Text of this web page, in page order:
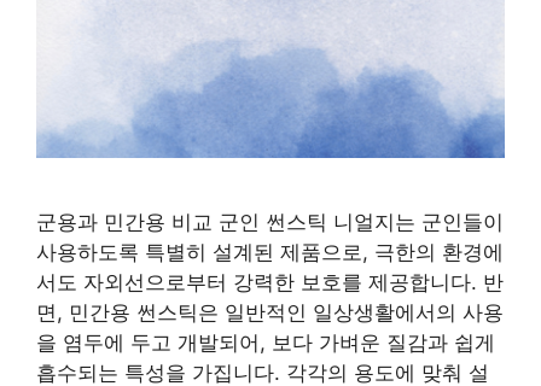
군용과 민간용 비교 군인 썬스틱 니얼지는 군인들이
사용하도록 특별히 설계된 제품으로, 극한의 환경에
서도 자외선으로부터 강력한 보호를 제공합니다. 반
면, 민간용 썬스틱은 일반적인 일상생활에서의 사용
을 염두에 두고 개발되어, 보다 가벼운 질감과 쉽게
흡수되는 특성을 가집니다. 각각의 용도에 맞춰 설